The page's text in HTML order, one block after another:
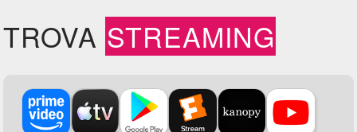
TROVA STREAMING